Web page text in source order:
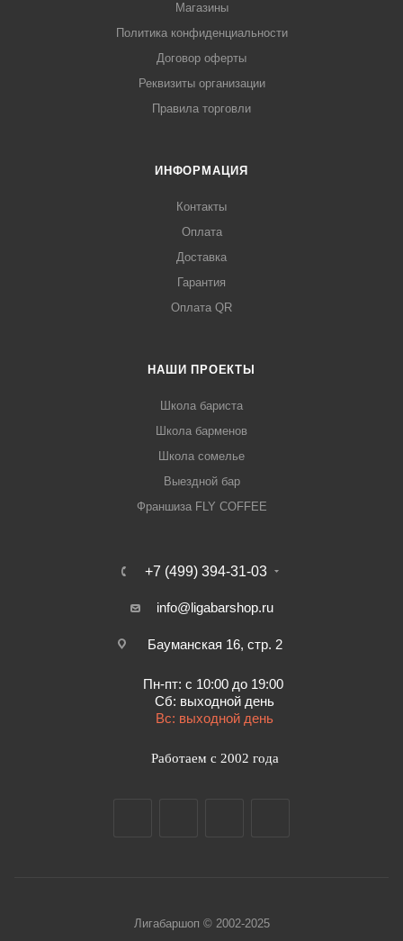
Магазины
Политика конфиденциальности
Договор оферты
Реквизиты организации
Правила торговли
ИНФОРМАЦИЯ
Контакты
Оплата
Доставка
Гарантия
Оплата QR
НАШИ ПРОЕКТЫ
Школа бариста
Школа барменов
Школа сомелье
Выездной бар
Франшиза FLY COFFEE
+7 (499) 394-31-03
info@ligabarshop.ru
Бауманская 16, стр. 2
Пн-пт: с 10:00 до 19:00
Сб: выходной день
Вс: выходной день
Работаем с 2002 года
Лигабаршоп © 2002-2025